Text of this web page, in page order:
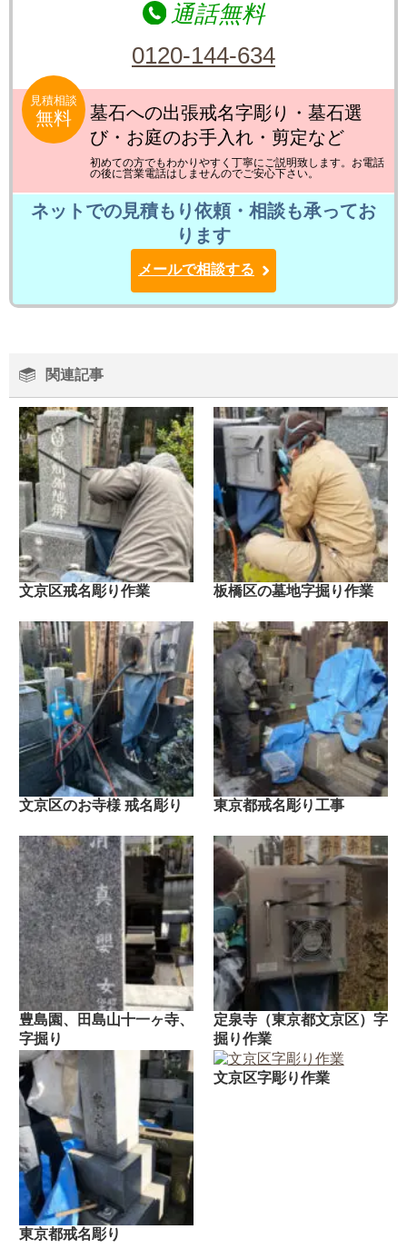
通話無料
0120-144-634
見積相談
無料
墓石への出張戒名字彫り・墓石選
び・お庭のお手入れ・剪定など
初めての方でもわかりやすく丁寧にご説明致します。お電話
の後に営業電話はしませんのでご安心下さい。
ネットでの見積もり依頼・相談も承ってお
ります
メールで相談する
関連記事
文京区戒名彫り作業 板橋区の墓地字掘り作業
文京区のお寺様 戒名彫り 東京都戒名彫り工事
豊島園、田島山十一ヶ寺、
字掘り
定泉寺（東京都文京区）字
掘り作業
東京都戒名彫り
文京区字彫り作業